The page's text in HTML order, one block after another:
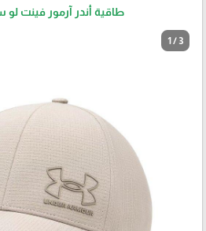
طاقية أندر آرمور فينت
1 / 3